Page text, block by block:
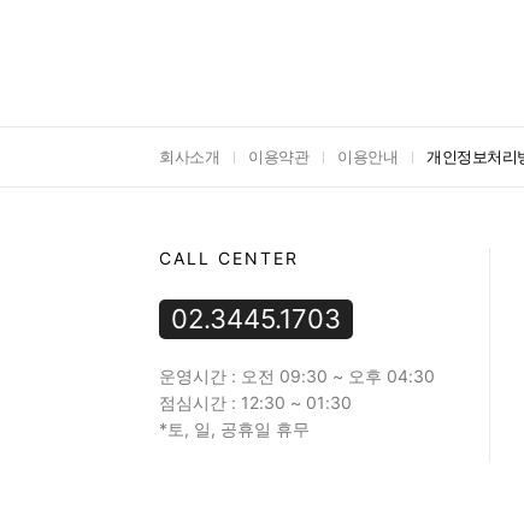
회사소개 이용약관 이용안내 개인정보처리
CALL CENTER
02.3445.1703
운영시간 : 오전 09:30 ~ 오후 04:30
점심시간 : 12:30 ~ 01:30
*토, 일, 공휴일 휴무